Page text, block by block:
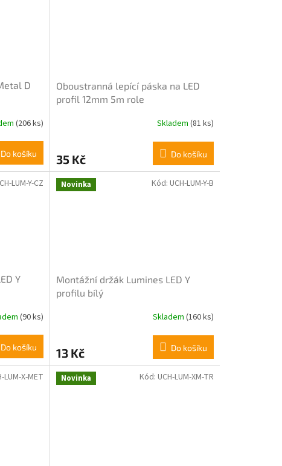
D
(206 ks)
Do košíku
Oboustranná lepící páska na LED
profil 12mm 5m role
je
4,2
5
Skladem (81 ks)
35 Kč Do košíku
Y
(90 ks)
Do košíku
LUM-Y-CZ Novinka
Montážní držák Lumines LED Y
profilu bílý
Skladem (160 ks)
13 Kč Do košíku
Kód: UCH-LUM-Y-B
LUM-X-MET Novinka Kód: UCH-LUM-XM-TR